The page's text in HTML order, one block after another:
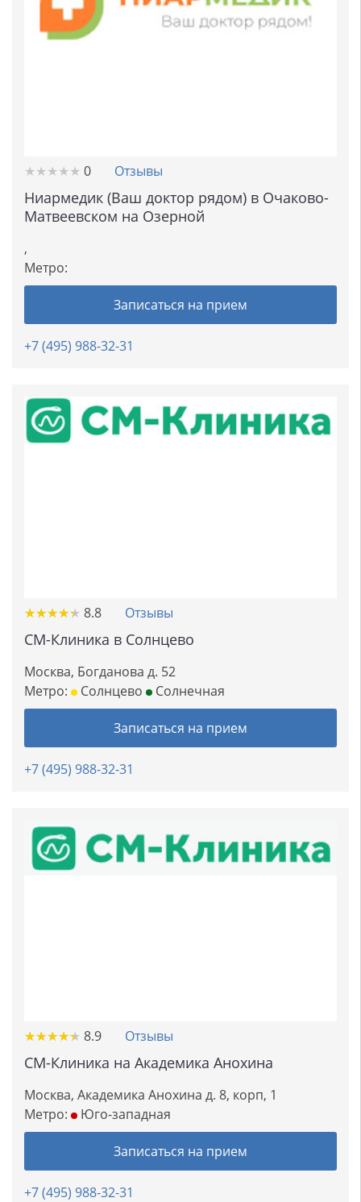
★★★★★
★★★★★ 0 Отзывы
Ниармедик (Ваш доктор рядом) в Очаково-
Матвеевском на Озерной
,
Метро:
Записаться на прием
+7 (495) 988-32-31
★★★★★
★★★★★ 8.8 Отзывы
СМ-Клиника в Солнцево
Москва, Богданова д. 52
Метро:
Солнцево Солнечная
Записаться на прием
+7 (495) 988-32-31
★★★★★
★★★★★ 8.9 Отзывы
СМ-Клиника на Академика Анохина
Москва, Академика Анохина д. 8, корп, 1
Метро:
Юго-западная
Записаться на прием
+7 (495) 988-32-31